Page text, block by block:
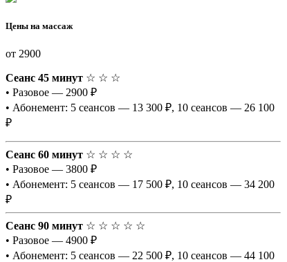
Цены на массаж
от 2900
Сеанс 45 минут ☆ ☆ ☆
• Разовое — 2900 ₽
• Абонемент: 5 сеансов — 13 300 ₽, 10 сеансов — 26 100
₽
Сеанс 60 минут ☆ ☆ ☆ ☆
• Разовое — 3800 ₽
• Абонемент: 5 сеансов — 17 500 ₽, 10 сеансов — 34 200
₽
Сеанс 90 минут ☆ ☆ ☆ ☆ ☆
• Разовое — 4900 ₽
• Абонемент: 5 сеансов — 22 500 ₽, 10 сеансов — 44 100